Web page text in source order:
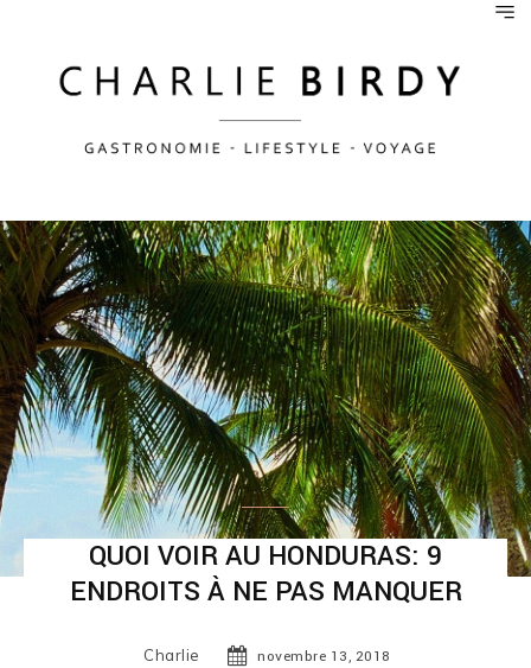
QUOI VOIR AU HONDURAS: 9
ENDROITS À NE PAS MANQUER
Charlie novembre 13, 2018